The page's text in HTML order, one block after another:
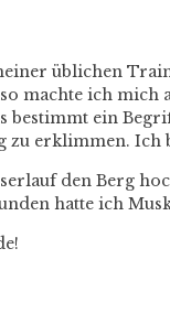
üblichen
machte ich mich
bestimmt ein
erklimmen. Ich
den Berg
hatte ich